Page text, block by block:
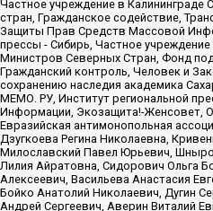
Частное учреждение в
стран, Гражданское содействие,
Защиты Прав Средств Массовой
прессы - Сибирь, Частное
Министров Северных Стран, Фонд
Гражданский контроль, Человек и
сохранению наследия академика
МЕМО. РУ, Институт региональной
Информации, Экозащита!-Женсовет,
Евразийская антимонопольная
Дзугкоева Регина Николаевна,
Милославский Павел Юрьевич,
Лилия Айратовна, Сидорович Ольга
Алексеевич, Васильева Анастасия
Бойко Анатолий Николаевич, Дугин
Андрей Сергеевич, Аверин Виталий